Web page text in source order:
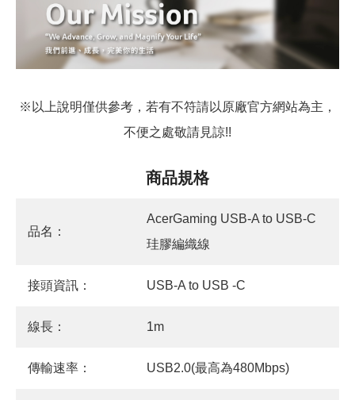
※以上說明僅供參考，若有不符請以原廠官方網站為主，
不便之處敬請見諒!!
商品規格
品名：
AcerGaming USB-A to USB-C
珪膠編織線
接頭資訊： USB-A to USB -C
線長： 1m
傳輸速率： USB2.0(最高為480Mbps)